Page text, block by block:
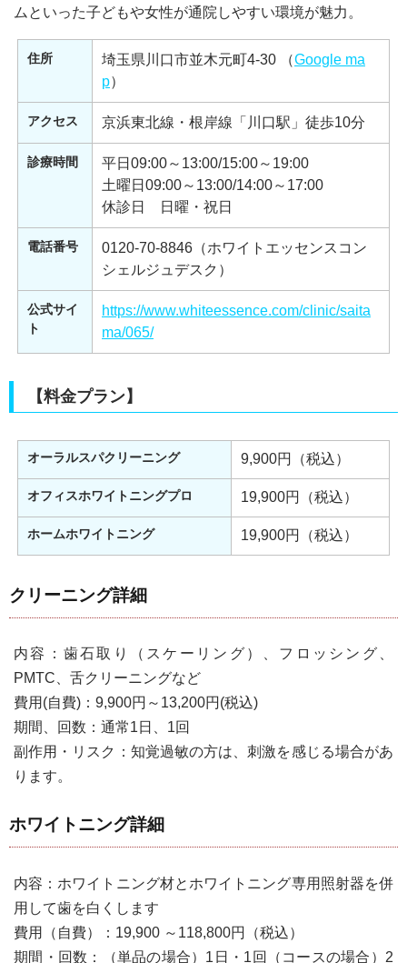
ムといった子どもや女性が通院しやすい環境が魅力。
住所 埼玉県川口市並木元町4-30 （Google ma
p）
アクセス 京浜東北線・根岸線「川口駅」徒歩10分
診療時間
平日09:00～13:00/15:00～19:00
土曜日09:00～13:00/14:00～17:00
休診日 日曜・祝日
電話番号
0120-70-8846（ホワイトエッセンスコン
シェルジュデスク）
公式サイ
ト
https://www.whiteessence.com/clinic/saita
ma/065/
【料金プラン】
オーラルスパクリーニング 9,900円（税込）
オフィスホワイトニングプロ 19,900円（税込）
ホームホワイトニング 19,900円（税込）
クリーニング詳細
内容：歯石取り（スケーリング）、フロッシング、
PMTC、舌クリーニングなど
費用(自費)：9,900円～13,200円(税込)
期間、回数：通常1日、1回
副作用・リスク：知覚過敏の方は、刺激を感じる場合があ
ります。
ホワイトニング詳細
内容：ホワイトニング材とホワイトニング専用照射器を併
用して歯を白くします
費用（自費）：19,900 ～118,800円（税込）
期間・回数：（単品の場合）1日・1回（コースの場合）2